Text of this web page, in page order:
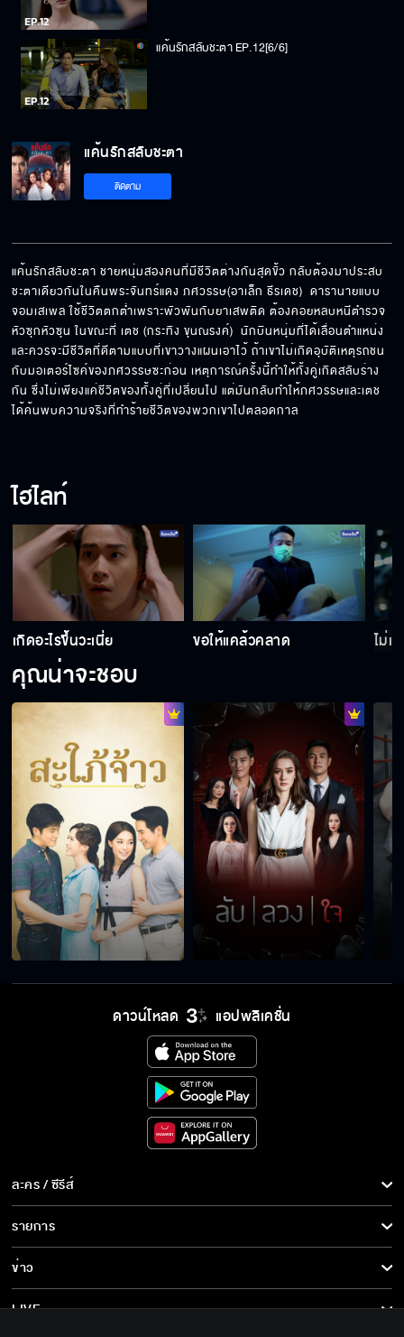
แค้นรักสลับชะตา EP.12[6/6]
แค้นรักสลับชะตา
ติดตาม
แค้นรักสลับชะตา ชายหนุ่มสองคนที่มีชีวิตต่างกันสุดขั้ว กลับต้องมาประสบ
ชะตาเดียวกันในคืนพระจันทร์แดง ภศวรรษ(อาเล็ก ธีรเดช)  ดารานายแบบ
จอมเสเพล ใช้ชีวิตตกต่ำเพราะพัวพันกับยาเสพติด ต้องคอยหลบหนีตำรวจ
หัวซุกหัวซุน ในขณะที่ เตช (กระทิง ขุนณรงค์)  นักบินหนุ่มที่ได้เลื่อนตำแหน่ง
และควรจะมีชีวิตที่ดีตามแบบที่เขาวางแผนเอาไว้ ถ้าเขาไม่เกิดอุบัติเหตุรถชน
กับมอเตอร์ไซค์ของภศวรรษซะก่อน เหตุการณ์ครั้งนี้ทำให้ทั้งคู่เกิดสลับร่าง
กัน ซึ่งไม่เพียงแค่ชีวิตของทั้งคู่ที่เปลี่ยนไป แต่มันกลับทำให้ภศวรรษและเตช
ได้ค้นพบความจริงที่ทำร้ายชีวิตของพวกเขาไปตลอดกาล
ไฮไลท์
เกิดอะไรขึ้นวะเนี่ย ขอให้แคล้วคลาด ไม่เ
คุณน่าจะชอบ
ดาวน์โหลด แอปพลิเคชั่น
ละคร / ซีรีส์
ละคร/ซีรีส์
ซีรีส์นานาชาติ
การ์ตูน & เกม
รายการ
รายการทั้งหมด
ข่าว
ข่าวทั้งหมด
LIVE